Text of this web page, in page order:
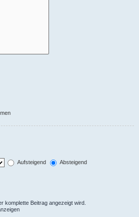
Aufsteigend
Absteigend
komplette Beitrag angezeigt wird.